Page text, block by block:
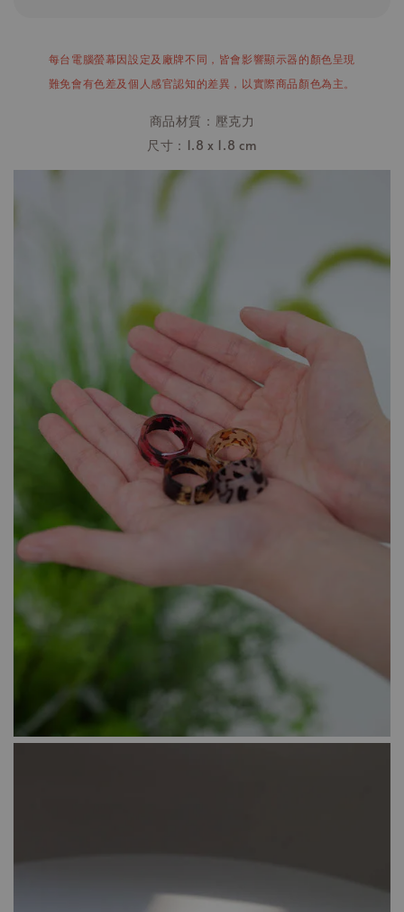
每台電腦螢幕因設定及廠牌不同，皆會影響顯示器的顏色呈現
難免會有色差及個人感官認知的差異，以實際商品顏色為主。
商品材質：壓克力
尺寸：1.8 x 1.8 cm